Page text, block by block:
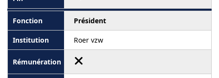
Président
Roer vzw